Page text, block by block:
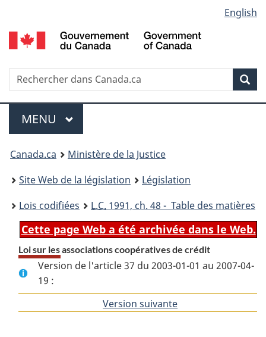
au
contenu
propos
de
la
HTML
simplifiée
selection
English
Recherche
Menu
MENU PRINCIPAL
You
are
here:
Canada.ca
Ministère de la Justice
Site Web de la législation
Législation
Lois codifiées
L.C. 1991, ch. 48 - Table des matières
Cette page Web a été archivée dans le Web.
Loi sur les associations coopératives de crédit
Version de l'article 37 du 2003-01-01 au 2007-04-
19 :
Version suivante